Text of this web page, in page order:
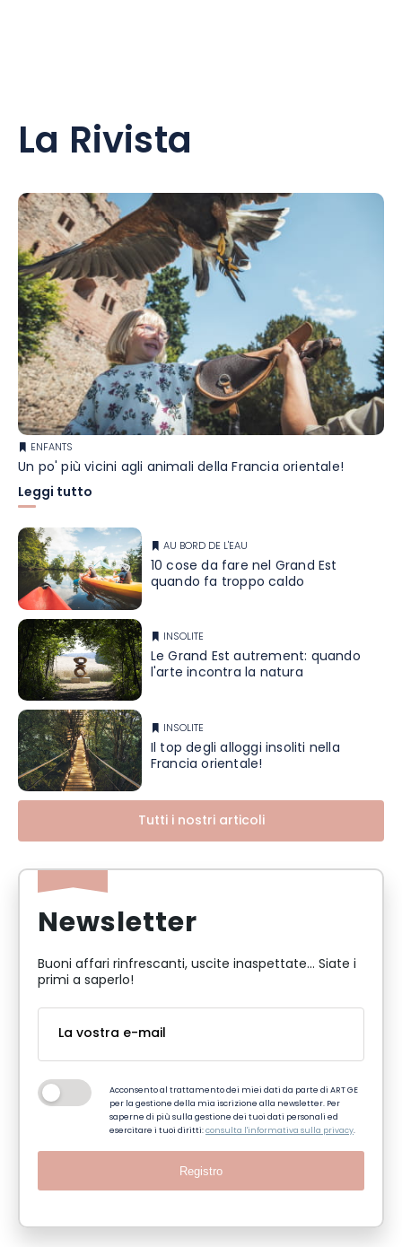
La Rivista
ENFANTS
Un po' più vicini agli animali della Francia orientale!
Leggi tutto
AU BORD DE L'EAU
10 cose da fare nel Grand Est
quando fa troppo caldo
INSOLITE
Le Grand Est autrement: quando
l'arte incontra la natura
INSOLITE
Il top degli alloggi insoliti nella
Francia orientale!
Tutti i nostri articoli
Newsletter
Buoni affari rinfrescanti, uscite inaspettate... Siate i
primi a saperlo!
Acconsento al trattamento dei miei dati da parte di ART GE
per la gestione della mia iscrizione alla newsletter. Per
saperne di più sulla gestione dei tuoi dati personali ed
esercitare i tuoi diritti:consulta l'informativa sulla privacy.
Registro